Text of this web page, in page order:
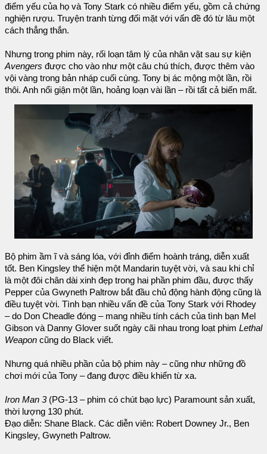
điểm yếu của họ và Tony Stark có nhiều điểm yếu, gồm cả chứng
nghiện rượu. Truyện tranh từng đối mặt với vấn đề đó từ lâu một
cách thẳng thắn.
Nhưng trong phim này, rối loạn tâm lý của nhân vật sau sự kiện
Avengers được cho vào như một câu chú thích, được thêm vào
vội vàng trong bản nháp cuối cùng. Tony bị ác mộng một lần, rồi
thôi. Anh nổi giận một lần, hoảng loạn vài lần – rồi tất cả biến mất.
Bộ phim ầm ĩ và sáng lóa, với đỉnh điểm hoành tráng, diễn xuất
tốt. Ben Kingsley thể hiện một Mandarin tuyệt vời, và sau khi chỉ
là một đôi chân dài xinh đẹp trong hai phần phim đầu, được thấy
Pepper của Gwyneth Paltrow bắt đầu chủ động hành động cũng là
điều tuyệt vời. Tình bạn nhiều vấn đề của Tony Stark với Rhodey
– do Don Cheadle đóng – mang nhiều tính cách của tình bạn Mel
Gibson và Danny Glover suốt ngày cãi nhau trong loạt phim Lethal
Weapon cũng do Black viết.
Nhưng quá nhiều phần của bộ phim này – cũng như những đồ
chơi mới của Tony – đang được điều khiển từ xa.
Iron Man 3(PG-13 – phim có chút bạo lực) Paramount sản xuất,
thời lượng 130 phút.
Đạo diễn: Shane Black. Các diễn viên: Robert Downey Jr., Ben
Kingsley, Gwyneth Paltrow.